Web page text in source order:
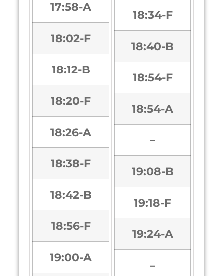
17:58-A
18:02-F
18:12-B
18:20-F
18:26-A
18:38-F
18:42-B
18:56-F
19:00-A
18:34-F
18:40-B
18:54-F
18:54-A
–
19:08-B
19:18-F
19:24-A
–